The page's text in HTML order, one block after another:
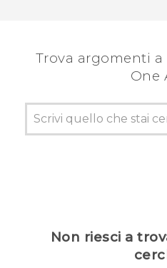
Trova argomenti
One
Non riesci a